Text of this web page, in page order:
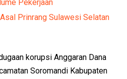
Pekerjaan
Prinrang Sulawesi Selatan
korupsi Anggaran Dana
Soromandi Kabupaten